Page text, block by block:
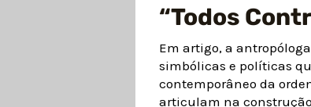
“Todos
Em artigo, a
simbólicas e políticas
contemporâneo da
articulam na